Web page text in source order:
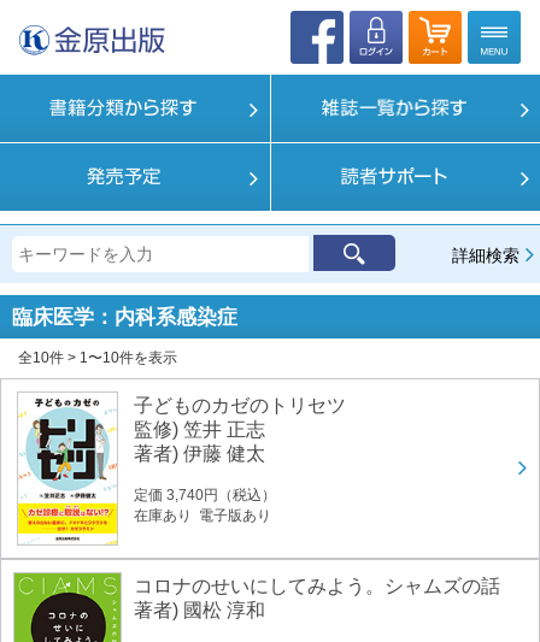
詳細検索
臨床医学：内科系感染症
全10件 > 1〜10件を表示
子どものカゼのトリセツ
監修) 笠井 正志
著者) 伊藤 健太
定価 3,740円（税込）
在庫あり 電子版あり
コロナのせいにしてみよう。シャムズの話
著者) 國松 淳和